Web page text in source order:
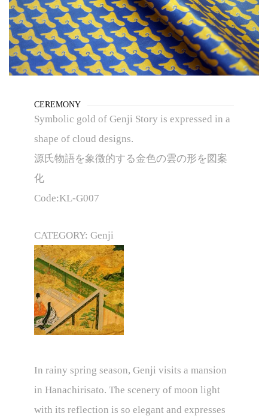
CEREMONY
Symbolic gold of Genji Story is expressed in a
shape of cloud designs.
源氏物語を象徴的する金色の雲の形を図案
化
Code:KL-G007
CATEGORY: Genji
In rainy spring season, Genji visits a mansion
in Hanachirisato. The scenery of moon light
with its reflection is so elegant and expresses